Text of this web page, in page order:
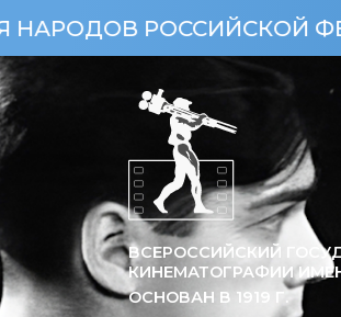
ВСЕРОССИЙСКИЙ
КИНЕМАТОГРАФИИ
ОСНОВАН В 1919 Г.